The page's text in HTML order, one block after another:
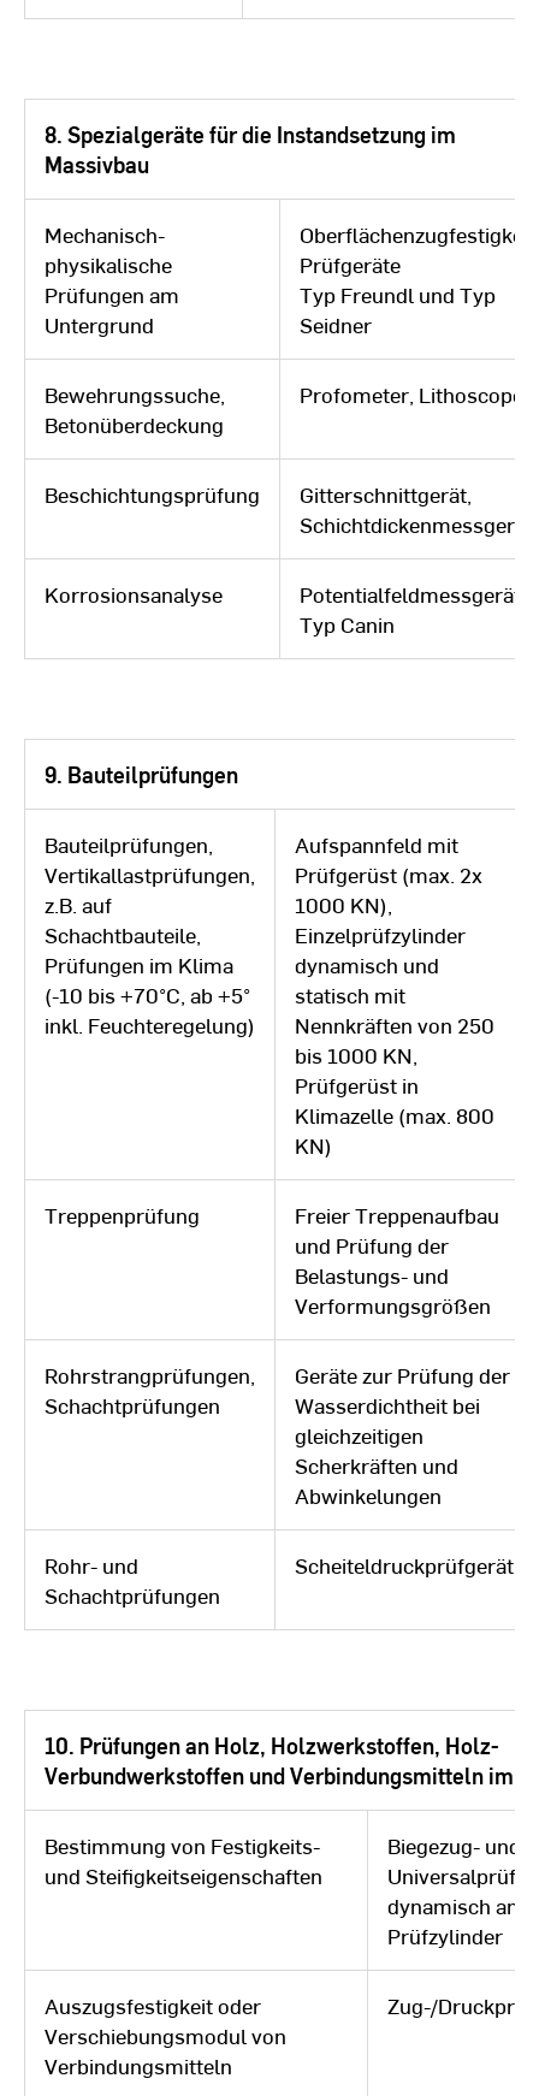
8. Spezialgeräte für die Instandsetzung im
Massivbau
Mechanisch-
physikalische
Prüfungen am
Untergrund
Prüfgeräte
Typ Freundl und Typ
Seidner
Bewehrungssuche,
Betonüberdeckung
Profometer, Lithoscope
Beschichtungsprüfung
Gitterschnittgerät,
Korrosionsanalyse
Potentialfeldmessgerät
Typ Canin
9. Bauteilprüfungen
Bauteilprüfungen,
Vertikallastprüfungen,
z.B. auf
Schachtbauteile,
Prüfungen im Klima
(-10 bis +70°C, ab +5°
inkl. Feuchteregelung)
Aufspannfeld mit
Prüfgerüst (max. 2x
1000 KN),
Einzelprüfzylinder
dynamisch und
statisch mit
Nennkräften von 250
bis 1000 KN,
Prüfgerüst in
Klimazelle (max. 800
KN)
Treppenprüfung
Freier Treppenaufbau
und Prüfung der
Belastungs- und
Verformungsgrößen
Rohrstrangprüfungen,
Schachtprüfungen
Geräte zur Prüfung der
Wasserdichtheit bei
gleichzeitigen
Scherkräften und
Abwinkelungen
Rohr- und
Schachtprüfungen
Scheiteldruckprüfgerät
10. Prüfungen an Holz, Holzwerkstoffen, Holz-
Verbundwerkstoffen und Verbindungsmitteln im
Bestimmung von Festigkeits-
und Steifigkeitseigenschaften
Biegezug- und
dynamisch
Prüfzylinder
Auszugsfestigkeit oder
Verschiebungsmodul von
Verbindungsmitteln
Zug-/